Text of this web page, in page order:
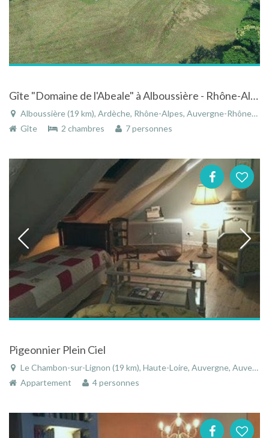
Gîte "Domaine de l'Abeale" à Alboussière - Rhône-Alpes à la campagne avec étang piscine et jacuzzi
Alboussière (19 km), Ardèche, Rhône-Alpes, Auvergne-Rhône-Alpes, France
Gîte
2 chambres 7 personnes
Pigeonnier Plein Ciel
Le Chambon-sur-Lignon (19 km), Haute-Loire, Auvergne, Auvergne-Rhône-Alpes, France
Appartement
4 personnes